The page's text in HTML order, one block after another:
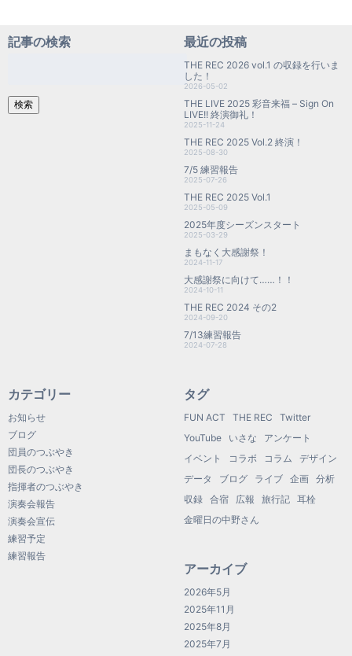
記事の検索
検索
最近の投稿
THE REC 2026 vol.1 の収録を行いま
した！
2026-05-02
THE LIVE 2025 彩音来福 – Sign On
LIVE!! 終演御礼！
2025-11-24
THE REC 2025 Vol.2 終演！
2025-08-30
7/5 練習報告
2025-07-26
THE REC 2025 Vol.1
2025-05-09
2025年度シーズンスタート
2025-03-29
まもなく大感謝祭！
2024-11-17
大感謝祭に向けて……！！
2024-10-11
THE REC 2024 その2
2024-09-20
7/13練習報告
2024-07-28
カテゴリー
お知らせ
ブログ
団員のつぶやき
団長のつぶやき
指揮者のつぶやき
演奏会報告
演奏会宣伝
練習予定
練習報告
タグ
FUN ACT THE REC
Twitter
YouTube
いさな
アンケート
イベント
コラボ コラム
デザイン
データ
ブログ ライブ 企画
分析
収録
合宿 広報 旅行記
耳栓
金曜日の中野さん
アーカイブ
2026年5月
2025年11月
2025年8月
2025年7月